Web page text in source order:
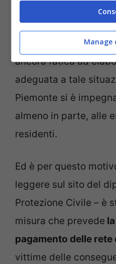
più comuni per via
climatica, portando
popolazione.
ancora fatica ad
adeguata a tale
Piemonte si è
almeno in parte, alle
residenti.
Ed è per questo
leggere sul sito del
Protezione Civile – è
misura che prevede
pagamento delle rete
vittime delle
Manage